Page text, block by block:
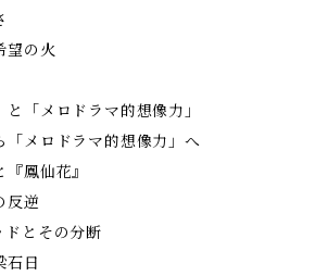
の火
「メロドラマ的想像力」
メロドラマ的想像力」へ
鳳仙花』
逆
とその分断
日